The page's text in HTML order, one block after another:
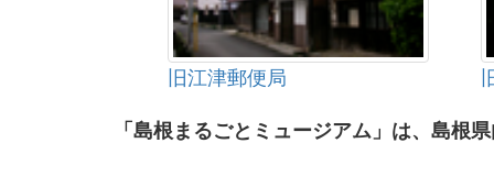
旧江津郵便局
「島根まるごとミュージアム」は、島根